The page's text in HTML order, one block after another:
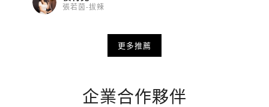
張若茵-拔辣
更多推薦
企業合作夥伴